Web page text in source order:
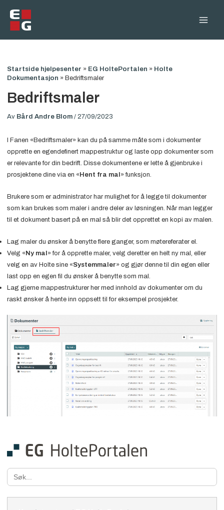
rett
innholdet
Search
for:
Startside hjelpesenter » EG HoltePortalen » Holte
Dokumentasjon » Bedriftsmaler
Bedriftsmaler
Av Bård Andre Blom / 27/09/2023
I Fanen «Bedriftsmaler» kan du på samme måte som i dokumenter
opprette en egendefinert mappestruktur og laste opp dokumenter som
er relevante for din bedrift. Disse dokumentene er lette å gjenbruke i
prosjektene dine via en «Hent fra mal» funksjon.
Brukere som er administrator har mulighet for å legge til dokumenter
som kan brukes som maler i andre deler av løsningen. Når man legger
til et dokument basert på en mal så blir det opprettet en kopi av malen.
Lag maler du ønsker å benytte flere ganger, som møtereferater el.
Velg «Ny mal» for å opprette maler, velg deretter en helt ny mal, eller
velg en av Holte sine «Systemmaler» og gjør denne til din egen eller
last opp en egen fil du ønsker å benytte som mal.
Lag gjerne mappestrukturer her med innhold av dokumenter om du
raskt ønsker å hente inn oppsett til for eksempel prosjekter.